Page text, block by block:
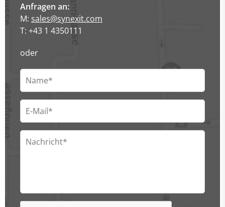
Anfragen an:
M: sales@synexit.com
T: +43 1 4350111
oder